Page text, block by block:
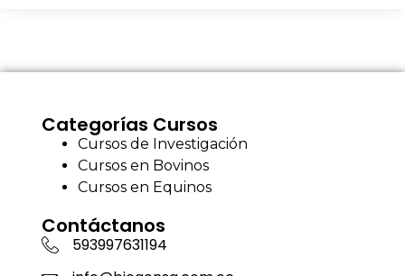
Categorías Cursos
Cursos de Investigación
Cursos en Bovinos
Cursos en Equinos
Contáctanos
593997631194